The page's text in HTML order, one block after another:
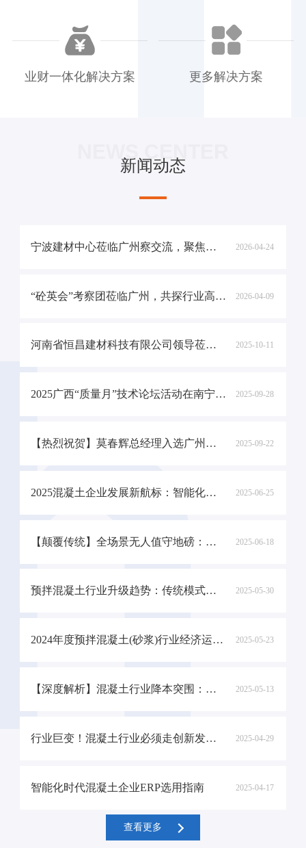
业财一体化解决方案 更多解决方案
新闻动态
宁波建材中心莅临广州察交流，聚焦智慧工厂建设 2026-04-24
“砼英会”考察团莅临广州，共探行业高质量发展路径 2026-04-09
河南省恒昌建材科技有限公司领导莅临我司参观交流 2025-10-11
2025广西“质量月”技术论坛活动在南宁圆满召开，我司总经理作为专家代表，发表《如何借助数字化实现混凝土生产降本增效》‌主题报告 2025-09-28
【热烈祝贺】莫春辉总经理入选广州市科技专家库 2025-09-22
2025混凝土企业发展新航标：智能化自动化引领破局之路 2025-06-25
【颠覆传统】全场景无人值守地磅：过磅效率飙升 300% 的智能革命 2025-06-18
预拌混凝土行业升级趋势：传统模式与 ERP 赋能的全面对比 2025-05-30
2024年度预拌混凝土(砂浆)行业经济运行情况 2025-05-23
【深度解析】混凝土行业降本突围：五大传统误区破解与数字化转型新趋势 2025-05-13
行业巨变！混凝土行业必须走创新发展之路 2025-04-29
智能化时代混凝土企业ERP选用指南 2025-04-17
查看更多